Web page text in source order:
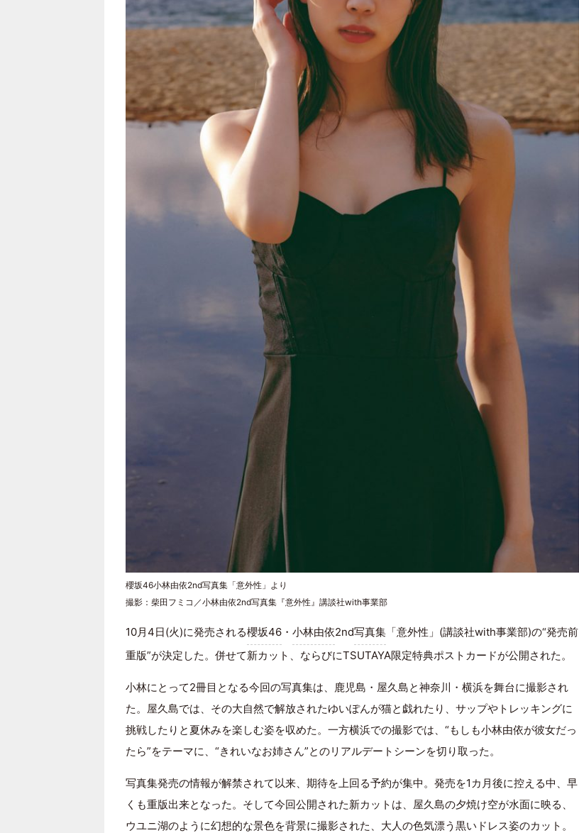
櫻坂46小林由依2nd写真集「意外性」より
撮影：柴田フミコ／小林由依2nd写真集『意外性』講談社with事業部
10月4日(火)に発売される櫻坂46 ・ 小林由依2nd写真集 「意外性」(講談社with事業部)の“発売前
重版”が決定した。併せて新カット、ならびにTSUTAYA限定特典ポストカードが公開された。
小林にとって2冊目となる今回の写真集は、鹿児島・屋久島と神奈川・横浜を舞台に撮影され
た。屋久島では、その大自然で解放されたゆいぽんが猫と戯れたり、サップやトレッキングに
挑戦したりと夏休みを楽しむ姿を収めた。一方横浜での撮影では、“もしも小林由依が彼女だっ
たら”をテーマに、“きれいなお姉さん”とのリアルデートシーンを切り取った。
写真集発売の情報が解禁されて以来、期待を上回る予約が集中。発売を1カ月後に控える中、早
くも重版出来となった。そして今回公開された新カットは、屋久島の夕焼け空が水面に映る、
ウユニ湖のように幻想的な景色を背景に撮影された、大人の色気漂う黒いドレス姿のカット。